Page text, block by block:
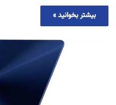
بیشتر بخوانید »